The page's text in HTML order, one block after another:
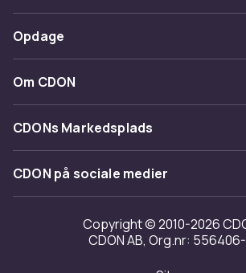
Spor pakke
Fortryd & returner her
Kontakt os
Betaling
Levering
Tilbagekaldelser
Opdage
Kategorier
Maerke
Om CDON
Om os
Kundeanmeldelser
Arbejd på CDON
Investor relations
Tilgængelighed
CDONs Markedsplads
Merchant Help Center
CDON på sociale medier
Copyright © 2010-2026
CDON AB, Org.nr: